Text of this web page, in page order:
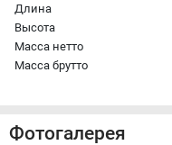
Длина
Высота
Масса нетто
Масса брутто
Фотогалерея